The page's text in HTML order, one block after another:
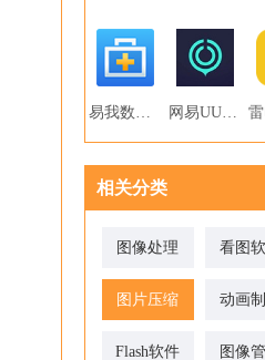
易我数据恢复 网易UU网游加速器
相关分类
图像处理 看图
图片压缩 动画
Flash软件 图像